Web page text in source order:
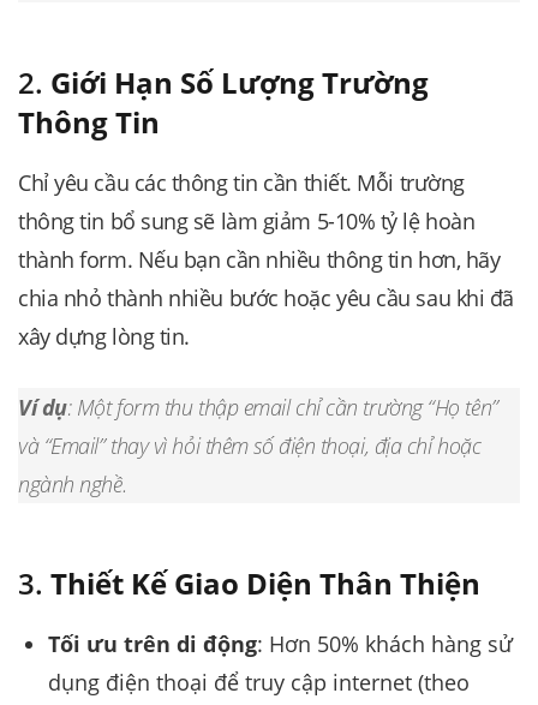
2. Giới Hạn Số Lượng Trường
Thông Tin
Chỉ yêu cầu các thông tin cần thiết. Mỗi trường
thông tin bổ sung sẽ làm giảm 5-10% tỷ lệ hoàn
thành form. Nếu bạn cần nhiều thông tin hơn, hãy
chia nhỏ thành nhiều bước hoặc yêu cầu sau khi đã
xây dựng lòng tin.
Ví dụ: Một form thu thập email chỉ cần trường “Họ tên”
và “Email” thay vì hỏi thêm số điện thoại, địa chỉ hoặc
ngành nghề.
3. Thiết Kế Giao Diện Thân Thiện
Tối ưu trên di động: Hơn 50% khách hàng sử
dụng điện thoại để truy cập internet (theo